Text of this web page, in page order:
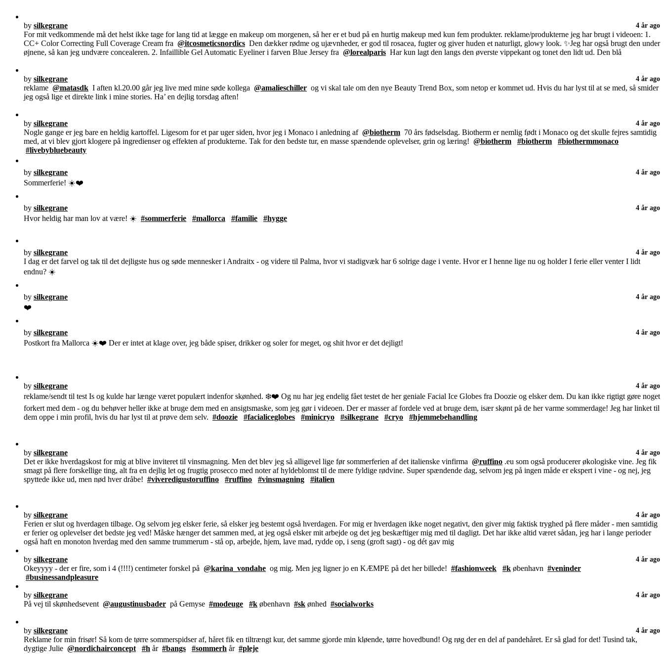
by silkegrane 4 år ago
For mit vedkommende må det helst ikke tage for lang tid at lægge en makeup om morgenen, så her er et bud på en hurtig makeup med kun fem produkter. reklame/produkterne jeg har brugt i videoen: 1.
CC+ Color Correcting Full Coverage Cream fra @itcosmeticsnordics Den dækker rødme og ujævnheder, er god til rosacea, fugter og giver huden et naturligt, glowy look. ✨Jeg har også brugt den under
øjnene, så kan jeg undvære concealeren. 2. Infaillible Gel Automatic Eyeliner i farven Blue Jersey fra @lorealparis Har kun lagt den langs den øverste vippekant og tonet den lidt ud. Den blå
by silkegrane 4 år ago
reklame @matasdk I aften kl.20.00 går jeg live med mine søde kollega @amalieschiller og vi skal tale om den nye Beauty Trend Box, som netop er kommet ud. Hvis du har lyst til at se med, så smider
jeg også lige et direkte link i mine stories. Ha’ en dejlig torsdag aften!
by silkegrane 4 år ago
Nogle gange er jeg bare en heldig kartoffel. Ligesom for et par uger siden, hvor jeg i Monaco i anledning af @biotherm 70 års fødselsdag. Biotherm er nemlig født i Monaco og det skulle fejres samtidig
med, at vi blev gjort klogere på ingredienser og effekten af produkterne. Tak for den bedste tur, en masse spændende oplevelser, grin og læring! @biotherm #biotherm
#biothermmonaco
#livebybluebeauty
by silkegrane 4 år ago
Sommerferie! ☀️❤️
by silkegrane 4 år ago
Hvor heldig har man lov at være! ☀️ #sommerferie #mallorca #familie #hygge
by silkegrane 4 år ago
I dag er det farvel og tak til det dejligste hus og søde mennesker i Andraitx - og videre til Palma, hvor vi stadigvæk har 6 solrige dage i vente. Hvor er I henne lige nu og holder I ferie eller venter I lidt
endnu? ☀️
by silkegrane 4 år ago
❤️
by silkegrane 4 år ago
Postkort fra Mallorca ☀️❤️ Der er intet at klage over, jeg både spiser, drikker og soler for meget, og shit hvor er det dejligt!
by silkegrane 4 år ago
reklame/sendt til test Is og kulde har længe været populært indenfor skønhed. ❄️❤️ Og nu har jeg endelig fået testet de her geniale Facial Ice Globes fra Doozie og elsker dem. Du kan ikke rigtigt gøre noget
forkert med dem - og du behøver heller ikke at bruge dem med en ansigtsmaske, som jeg gør i videoen. Der er masser af fordele ved at bruge dem, især skønt på de her varme sommerdage! Jeg har linket til
dem oppe i min profil, hvis du har lyst til at prøve dem selv. #doozie #facialiceglobes #minicryo #silkegrane #cryo #hjemmebehandling
by silkegrane 4 år ago
Det er ikke hverdagskost for mig at blive inviteret til vinsmagning. Men det blev jeg så alligevel lige før sommerferien af det italienske vinfirma @ruffino .eu som også producerer økologiske vine. Jeg fik
smagt på flere forskellige ting, alt fra en dejlig let og frugtig prosecco med noter af hyldeblomst til de mere fyldige rødvine. Super spændende dag, selvom jeg på ingen måde er ekspert i vine - og nej, jeg
spyttede ikke ud, men nød hver dråbe! #viveredigustoruffino #ruffino #vinsmagning #italien
by silkegrane 4 år ago
Ferien er slut og hverdagen tilbage. Og selvom jeg elsker ferie, så elsker jeg bestemt også hverdagen. For mig er hverdagen ikke noget negativt, den giver mig faktisk tryghed på flere måder - men samtidig
er ferier og oplevelser det bedste jeg ved! Måske hænger det sammen med, at jeg også elsker mit arbejde og det jeg beskæftiger mig med til dagligt. Det har ikke altid været sådan, jeg har i lange perioder
også haft en monoton hverdag med den samme trummerum - stå op, arbejde, hjem, lave mad, rydde op, i seng (groft sagt) - og dét gav mig
by silkegrane 4 år ago
Okeyyyy - der er fire, som i 4 (!!!!) centimeter forskel på @karina_vondahe og mig. Men jeg ligner jo en KÆMPE på det her billede! #fashionweek #k øbenhavn #veninder
#businessandpleasure
by silkegrane 4 år ago
På vej til skønhedsevent @augustinusbader på Gemyse #modeuge #k øbenhavn #sk ønhed #socialworks
by silkegrane 4 år ago
Reklame for min frisør! Så kom de tørre sommerspidser af, håret fik en tiltrængt kur, det samme gjorde min kløende, tørre hovedbund! Og røg der en del af pandehåret. Er så glad for det! Tusind tak,
dygtige Julie @nordichairconcept #h år #bangs #sommerh år #pleje